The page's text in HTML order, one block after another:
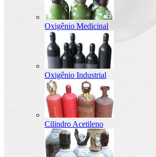
Oxigênio Medicinal
Oxigênio Industrial
Cilindro Acetileno